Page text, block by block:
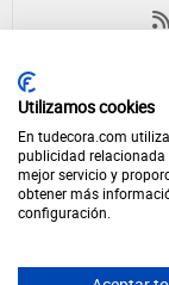
PAGO 100% SEGURO
Utilizamos cookies
En tudecora.com
publicidad relacionada
mejor servicio y
obtener más
configuración.